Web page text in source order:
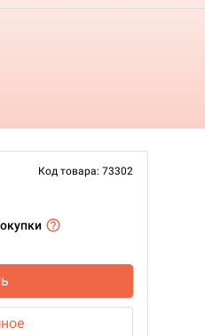
Код товара: 73302